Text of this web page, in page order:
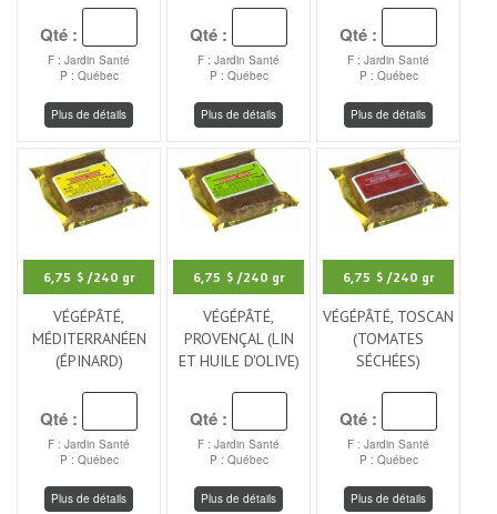
Qté :
F : Jardin Santé
P : Québec
Plus de détails
Qté :
F : Jardin Santé
P : Québec
Plus de détails
Qté :
F : Jardin Santé
P : Québec
Plus de détails
6,75 $ /240 gr
VÉGÉPÂTÉ,
MÉDITERRANÉEN
(ÉPINARD)
Qté :
F : Jardin Santé
P : Québec
Plus de détails
6,75 $ /240 gr
VÉGÉPÂTÉ,
PROVENÇAL (LIN
ET HUILE D'OLIVE)
Qté :
F : Jardin Santé
P : Québec
Plus de détails
6,75 $ /240 gr
VÉGÉPÂTÉ, TOSCAN
(TOMATES
SÉCHÉES)
Qté :
F : Jardin Santé
P : Québec
Plus de détails